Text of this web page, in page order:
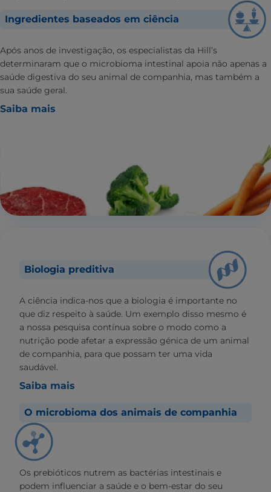
Ingredientes baseados em ciência
Após anos de investigação, os especialistas da Hill’s
determinaram que o microbioma intestinal apoia não apenas a
saúde digestiva do seu animal de companhia, mas também a
sua saúde geral.
Saiba mais
Biologia preditiva
A ciência indica-nos que a biologia é importante no
que diz respeito à saúde. Um exemplo disso mesmo é
a nossa pesquisa contínua sobre o modo como a
nutrição pode afetar a expressão génica de um animal
de companhia, para que possam ter uma vida
saudável.
Saiba mais
O microbioma dos animais de companhia
Os prebióticos nutrem as bactérias intestinais e
podem influenciar a saúde e o bem-estar do seu